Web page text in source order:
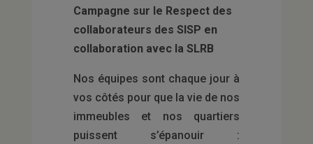
Campagne sur le Respect des
collaborateurs des SISP en
collaboration avec la SLRB
Nos équipes sont chaque jour à
vos côtés pour que la vie de nos
immeubles et nos quartiers
puissent s’épanouir :